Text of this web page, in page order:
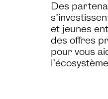
Des
et jeunes
des offres
pour vous